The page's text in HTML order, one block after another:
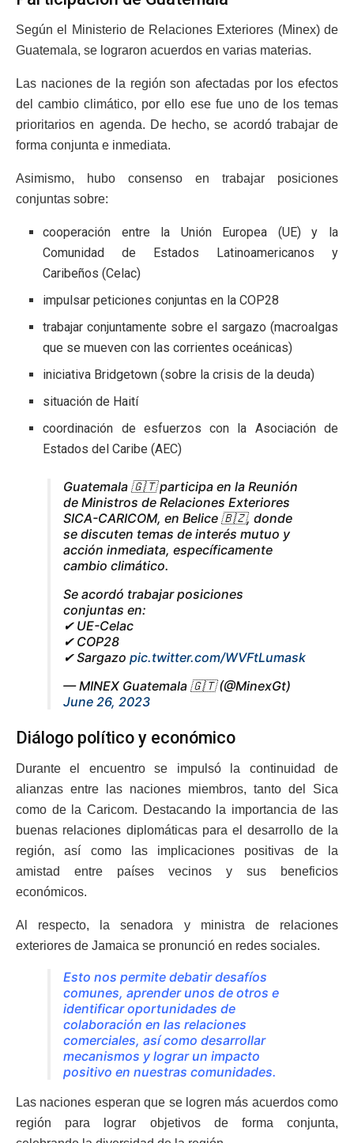
Según el Ministerio de Relaciones Exteriores (Minex) de
Guatemala, se lograron acuerdos en varias materias.
Las naciones de la región son afectadas por los efectos
del cambio climático, por ello ese fue uno de los temas
prioritarios en agenda. De hecho, se acordó trabajar de
forma conjunta e inmediata.
Asimismo, hubo consenso en trabajar posiciones
conjuntas sobre:
cooperación entre la Unión Europea (UE) y la
Comunidad de Estados Latinoamericanos y
Caribeños (Celac)
impulsar peticiones conjuntas en la COP28
trabajar conjuntamente sobre el sargazo (macroalgas
que se mueven con las corrientes oceánicas)
iniciativa Bridgetown (sobre la crisis de la deuda)
situación de Haití
coordinación de esfuerzos con la Asociación de
Estados del Caribe (AEC)
Guatemala 🇬🇹 participa en la Reunión
de Ministros de Relaciones Exteriores
SICA-CARICOM, en Belice 🇧🇿, donde
se discuten temas de interés mutuo y
acción inmediata, específicamente
cambio climático.
Se acordó trabajar posiciones
conjuntas en:
✔ UE-Celac
✔ COP28
✔ Sargazo pic.twitter.com/WVFtLumask
— MINEX Guatemala 🇬🇹 (@MinexGt)
June 26, 2023
Diálogo político y económico
Durante el encuentro se impulsó la continuidad de
alianzas entre las naciones miembros, tanto del Sica
como de la Caricom. Destacando la importancia de las
buenas relaciones diplomáticas para el desarrollo de la
región, así como las implicaciones positivas de la
amistad entre países vecinos y sus beneficios
económicos.
Al respecto, la senadora y ministra de relaciones
exteriores de Jamaica se pronunció en redes sociales.
Esto nos permite debatir desafíos
comunes, aprender unos de otros e
identificar oportunidades de
colaboración en las relaciones
comerciales, así como desarrollar
mecanismos y lograr un impacto
positivo en nuestras comunidades.
Las naciones esperan que se logren más acuerdos como
región para lograr objetivos de forma conjunta,